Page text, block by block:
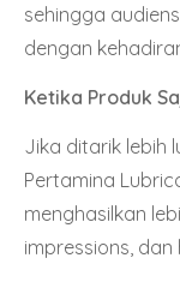
sehingga
dengan
Ketika Produk
Jika ditarik lebih
Pertamina
menghasilkan
impressions,